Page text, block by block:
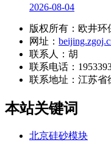
2026-08-04
版权所有：欧井环
网址：
联系人：胡
联系电话：
联系地址： 江苏省
本站关键词
北京硅砂模块